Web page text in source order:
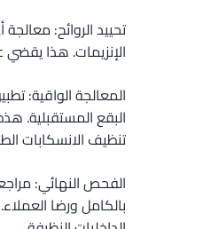
تحييد الروائح:
الإنزيمات. هذا يقضي
المعالجة الواقية:
البقع المستقبلية.
تنظيف الانسكابات
الفحص النهائي:
بالكامل ورضا